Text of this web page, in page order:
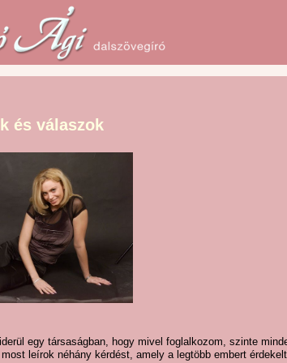
és válaszok
egy társaságban, hogy mivel foglalkozom, szinte
leírok néhány kérdést, amely a legtöbb embert